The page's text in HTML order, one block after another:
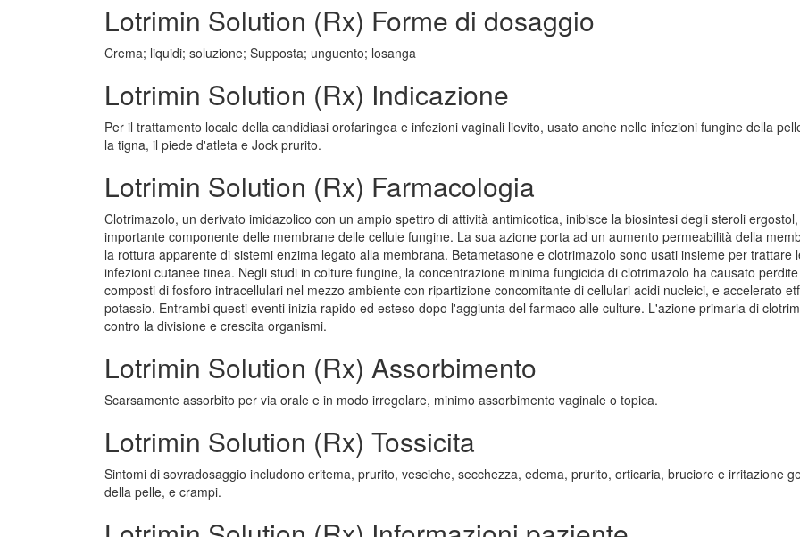
Lotrimin Solution (Rx) Forme di dosaggio
Crema; liquidi; soluzione; Supposta; unguento; losanga
Lotrimin Solution (Rx) Indicazione
Per il trattamento locale della candidiasi orofaringea e infezioni vaginali lievito, usato anche nelle infezioni fungine della
la tigna, il piede d'atleta e Jock prurito.
Lotrimin Solution (Rx) Farmacologia
Clotrimazolo, un derivato imidazolico con un ampio spettro di attività antimicotica, inibisce la biosintesi degli steroli
importante componente delle membrane delle cellule fungine. La sua azione porta ad un aumento permeabilità della
la rottura apparente di sistemi enzima legato alla membrana. Betametasone e clotrimazolo sono usati insieme per trattare
infezioni cutanee tinea. Negli studi in colture fungine, la concentrazione minima fungicida di clotrimazolo ha causato
composti di fosforo intracellulari nel mezzo ambiente con ripartizione concomitante di cellulari acidi nucleici, e accelerato
potassio. Entrambi questi eventi inizia rapido ed esteso dopo l'aggiunta del farmaco alle culture. L'azione primaria di
contro la divisione e crescita organismi.
Lotrimin Solution (Rx) Assorbimento
Scarsamente assorbito per via orale e in modo irregolare, minimo assorbimento vaginale o topica.
Lotrimin Solution (Rx) Tossicita
Sintomi di sovradosaggio includono eritema, prurito, vesciche, secchezza, edema, prurito, orticaria, bruciore e irritazione
della pelle, e crampi.